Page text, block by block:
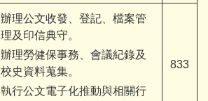
辦理公文收發、登記、檔案管
理及印信典守。
辦理勞健保事務、會議紀錄及
校史資料蒐集。
執行公文電子化推動與相關行
833